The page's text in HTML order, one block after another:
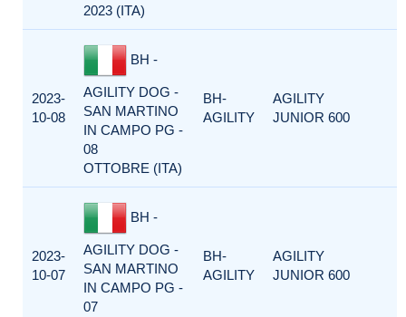
2023 (ITA)
2023-
10-08
BH -
AGILITY DOG -
SAN MARTINO
IN CAMPO PG -
08
OTTOBRE (ITA)
BH-
AGILITY
AGILITY
JUNIOR 600
2023-
10-07
BH -
AGILITY DOG -
SAN MARTINO
IN CAMPO PG -
07
BH-
AGILITY
AGILITY
JUNIOR 600